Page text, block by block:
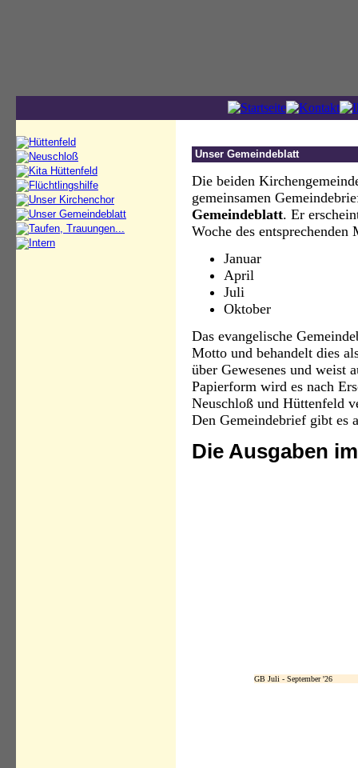
Unser Gemeindeblatt
Die beiden
gemeinsamen
Gemeindeblatt. Er
Woche des entsprechenden
Januar
April
Juli
Oktober
Das evangelische
Motto und behandelt dies
über Gewesenes und weist
Papierform wird es nach
Neuschloß und Hüttenfeld
Den Gemeindebrief gibt es
Die Ausgaben
GB Juli - September '26